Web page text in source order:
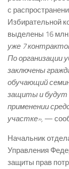
с
Избирательной
выделены 16
уже 7
По организации
заключены
обучающий
защиты и будут
применении
участке», —
Начальник
Управления
защиты прав